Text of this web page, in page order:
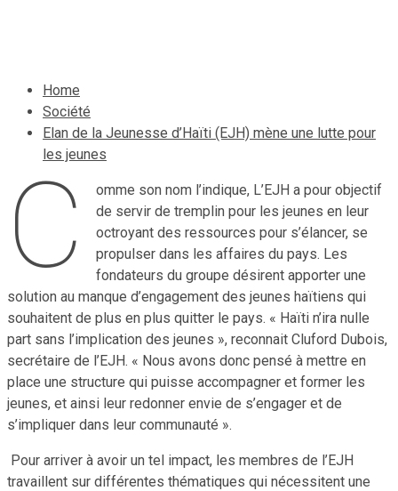
Home
Société
Elan de la Jeunesse d’Haïti (EJH) mène une lutte pour
les jeunes
C
omme son nom l’indique, L’EJH a pour objectif
de servir de tremplin pour les jeunes en leur
octroyant des ressources pour s’élancer, se
propulser dans les affaires du pays. Les
fondateurs du groupe désirent apporter une
solution au manque d’engagement des jeunes haïtiens qui
souhaitent de plus en plus quitter le pays. « Haïti n’ira nulle
part sans l’implication des jeunes », reconnait Cluford Dubois,
secrétaire de l’EJH. « Nous avons donc pensé à mettre en
place une structure qui puisse accompagner et former les
jeunes, et ainsi leur redonner envie de s’engager et de
s’impliquer dans leur communauté ».
Pour arriver à avoir un tel impact, les membres de l’EJH
travaillent sur différentes thématiques qui nécessitent une